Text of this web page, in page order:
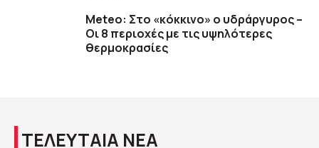
Meteo: Στο «κόκκινο» ο υδράργυρος –
Οι 8 περιοχές με τις υψηλότερες
θερμοκρασίες
ΤΕΛΕΥΤΑΙΑ ΝΕΑ